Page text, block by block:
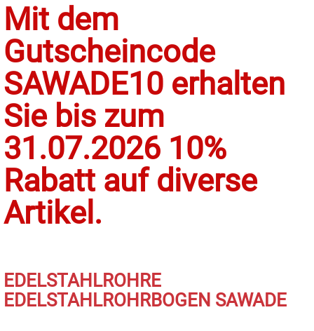
Mit dem
Gutscheincode
SAWADE10 erhalten
Sie bis zum
31.07.2026 10%
Rabatt auf diverse
Artikel.
EDELSTAHLROHRE
EDELSTAHLROHRBOGEN SAWADE